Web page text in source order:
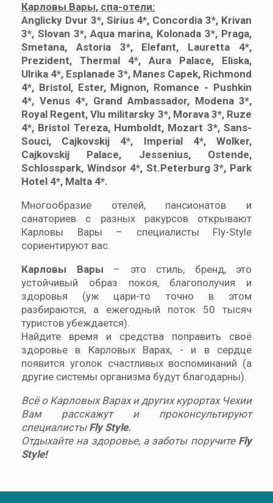
Карловы Вары, спа-отели:
Anglicky Dvur 3*, Sirius 4*, Concordia 3*, Krivan
3*, Slovan 3*, Aqua marina, Kolonada 3*, Praga,
Smetana, Astoria 3*, Elefant, Lauretta 4*,
Prezident, Thermal 4*, Aura Palace, Eliska,
Ulrika 4*, Esplanade 3*, Manes Capek, Richmond
4*, Bristol, Ester, Mignon, Romance - Pushkin
4*, Venus 4*, Grand Ambassador, Modena 3*,
Royal Regent, Vlu militarsky 3*, Morava 3*, Ruze
4*, Bristol Tereza, Humboldt, Mozart 3*, Sans-
Souci, Cajkovskij 4*, Imperial 4*, Wolker,
Cajkovskij Palace, Jessenius, Ostende,
Schlosspark, Windsor 4*, St.Peterburg 3*, Park
Hotel 4*, Malta 4*.
Многообразие отелей, пансионатов и
санаториев с разных ракурсов открывают
Карловы Вары – специалисты Fly-Style
сориентируют вас.
Карловы Вары – это стиль, бренд, это
устойчивый образ покоя, благополучия и
здоровья (уж цари-то точно в этом
разбираются, а ежегодный поток 50 тысяч
туристов убеждается).
Найдите время и средства поправить своё
здоровье в Карловых Варах, - и в сердце
появится уголок счастливых воспоминаний (а
другие системы организма будут благодарны).
Всё о Карловых Варах и других курортах Чехии
Вам расскажут и проконсультируют
специалисты Fly Style.
Отдыхайте на здоровье, а заботы поручите Fly
Style!